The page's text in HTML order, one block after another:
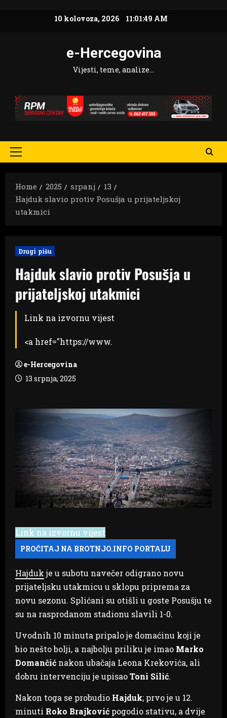
10 kolovoza, 2026 11:01:50 AM
e-Hercegovina
Vijesti, teme, analize…
Primary
Home
2025 srpanj
13
Hajduk slavio protiv Posušja u prijateljskoj
utakmici
Drugi pišu
Hajduk slavio protiv Posušja u
prijateljskoj utakmici
Link na izvornu vijest
<a href="https://www.
e-Hercegovina
13 srpnja, 2025
Link na izvornu vijest
Hajdukje u subotu navečer odigrano novu
prijateljsku utakmicu u sklopu priprema za
novu sezonu. Splićani su otišli u goste Posušju te
su na rasprodanom stadionu slavili 1-0.
Uvodnih 10 minuta pripalo je domaćinu koji je
bio nešto bolji, a najbolju priliku je imao Marko
Domančić nakon ubačaja Leona Krekovića, ali
dobru intervenciju je upisaoToni Silić.
Nakon toga se probudio Hajduk; prvo je u 12.
minuti Roko Brajković pogodio stativu, a dvije